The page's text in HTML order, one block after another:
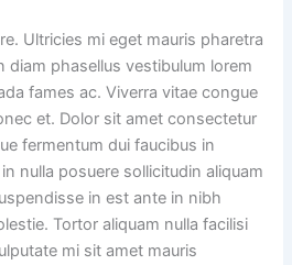
Ultricies mi eget mauris pharetra
diam phasellus vestibulum lorem
fames ac. Viverra vitae congue
et. Dolor sit amet consectetur
fermentum dui faucibus in
nulla posuere sollicitudin aliquam
in est ante in nibh
Tortor aliquam nulla facilisi
mi sit amet mauris